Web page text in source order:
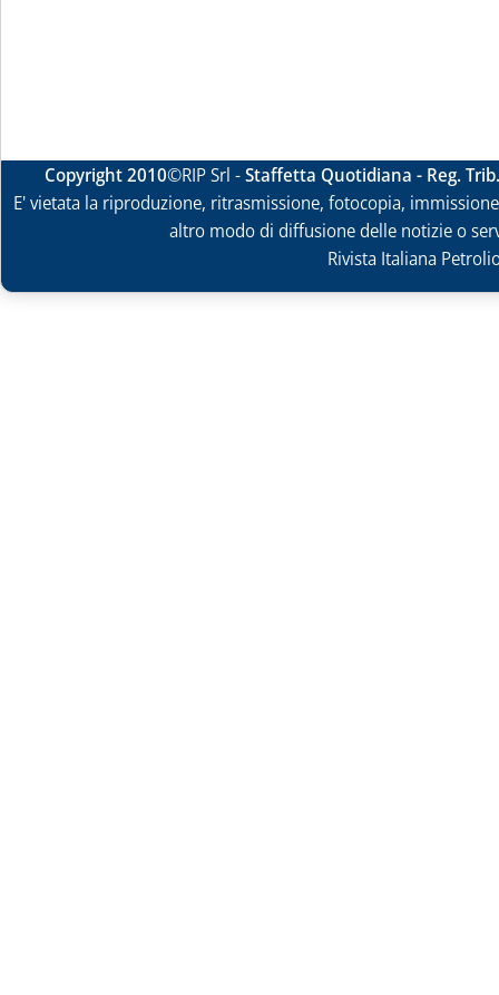
Copyright 2010©RIP Srl -Staffetta Quotidiana - Reg.
E' vietata la riproduzione, ritrasmissione, fotocopia,
altro modo di diffusione delle notizie o
Rivista Italiana